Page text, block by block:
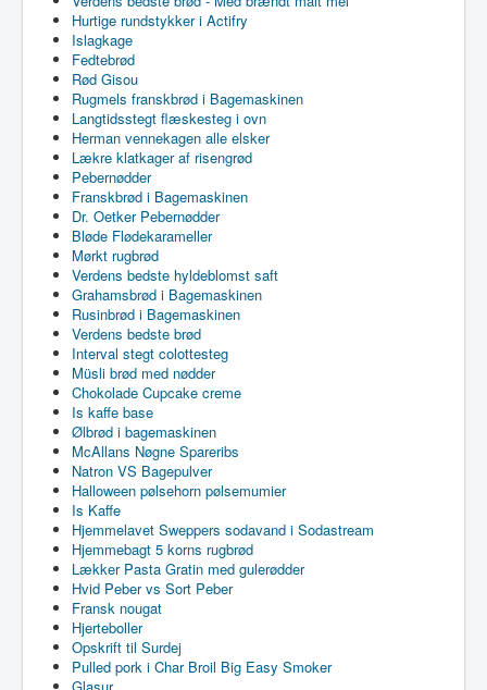
Hurtige rundstykker i Actifry
Islagkage
Fedtebrød
Rød Gisou
Rugmels franskbrød i Bagemaskinen
Langtidsstegt flæskesteg i ovn
Herman vennekagen alle elsker
Lækre klatkager af risengrød
Pebernødder
Franskbrød i Bagemaskinen
Dr. Oetker Pebernødder
Bløde Flødekarameller
Mørkt rugbrød
Verdens bedste hyldeblomst saft
Grahamsbrød i Bagemaskinen
Rusinbrød i Bagemaskinen
Verdens bedste brød
Interval stegt colottesteg
Müsli brød med nødder
Chokolade Cupcake creme
Is kaffe base
Ølbrød i bagemaskinen
McAllans Nøgne Spareribs
Natron VS Bagepulver
Halloween pølsehorn pølsemumier
Is Kaffe
Hjemmelavet Sweppers sodavand i Sodastream
Hjemmebagt 5 korns rugbrød
Lækker Pasta Gratin med gulerødder
Hvid Peber vs Sort Peber
Fransk nougat
Hjerteboller
Opskrift til Surdej
Pulled pork i Char Broil Big Easy Smoker